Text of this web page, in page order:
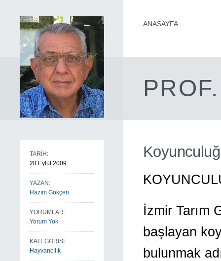
ANASAYFA
TARİH:
28 Eylül 2009
YAZAN:
Hazım Gökçen
YORUMLAR:
Yorum Yok
KATEGORİSİ:
Hayvancılık
İzmir Tarım
başlayan
bulunmak